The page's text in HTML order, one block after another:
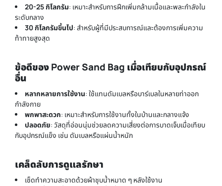
20-25 กิโลกรัม: เหมาะสำหรับการฝึกเพิ่มกล้ามเนื้อและพละกำลังใน
ระดับกลาง
30 กิโลกรัมขึ้นไป: สำหรับผู้ที่มีประสบการณ์และต้องการเพิ่มความ
ท้าทายสูงสุด
ข้อดีของ Power Sand Bag เมื่อเทียบกับอุปกรณ์
อื่น
หลากหลายการใช้งาน: ใช้แทนดัมเบลหรือบาร์เบลในหลายท่าออก
กำลังกาย
พกพาสะดวก: เหมาะสำหรับการใช้งานทั้งในบ้านและกลางแจ้ง
ปลอดภัย: วัสดุที่อ่อนนุ่มช่วยลดความเสี่ยงต่อการบาดเจ็บเมื่อเทียบ
กับอุปกรณ์แข็ง เช่น ดัมเบลหรือแผ่นน้ำหนัก
เคล็ดลับการดูแลรักษา
เช็ดทำความสะอาดด้วยผ้าชุบน้ำหมาด ๆ หลังใช้งาน